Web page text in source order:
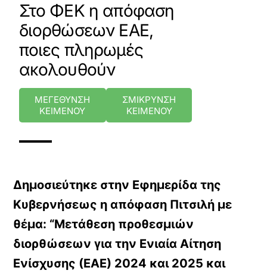
Στο ΦΕΚ η απόφαση
διορθώσεων ΕΑΕ,
ποιες πληρωμές
ακολουθούν
ΜΕΓΕΘΥΝΣΗ
ΚΕΙΜΕΝΟΥ
ΣΜΙΚΡΥΝΣΗ
ΚΕΙΜΕΝΟΥ
Δημοσιεύτηκε στην Εφημερίδα της
Κυβερνήσεως η απόφαση Πιτσιλή με
θέμα: “Μετάθεση προθεσμιών
διορθώσεων για την Ενιαία Αίτηση
Ενίσχυσης (ΕΑΕ) 2024 και 2025 και